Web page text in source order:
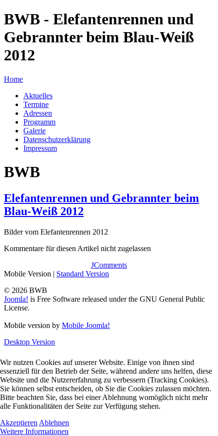
BWB - Elefantenrennen und
Gebrannter beim Blau-Weiß
2012
Home
Aktuelles
Termine
Adressen
Programm
Galerie
Datenschutzerklärung
Impressum
BWB
Elefantenrennen und Gebrannter beim
Blau-Weiß 2012
Bilder vom Elefantenrennen 2012
Kommentare für diesen Artikel nicht zugelassen
JComments
Mobile Version | Standard Version
© 2026 BWB
Joomla! is Free Software released under the GNU General Public
License.
Mobile version by Mobile Joomla!
Desktop Version
Wir nutzen Cookies auf unserer Website. Einige von ihnen sind
essenziell für den Betrieb der Seite, während andere uns helfen, diese
Website und die Nutzererfahrung zu verbessern (Tracking Cookies).
Sie können selbst entscheiden, ob Sie die Cookies zulassen möchten.
Bitte beachten Sie, dass bei einer Ablehnung womöglich nicht mehr
alle Funktionalitäten der Seite zur Verfügung stehen.
Akzeptieren Ablehnen
Weitere Informationen